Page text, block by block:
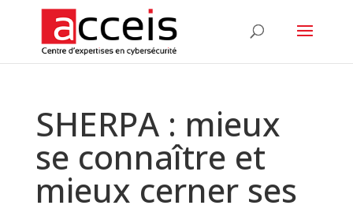
SHERPA : mieux
se connaître et
mieux cerner ses